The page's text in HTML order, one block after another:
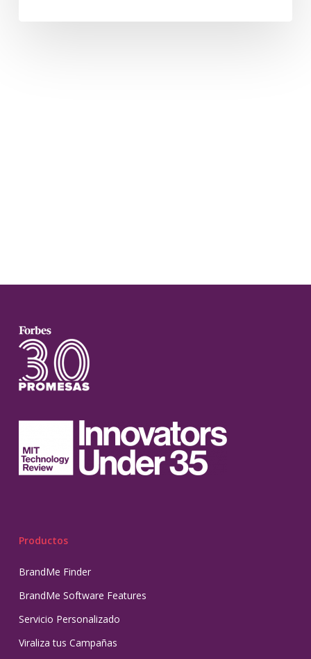
Productos
BrandMe Finder
BrandMe Software Features
Servicio Personalizado
Viraliza tus Campañas